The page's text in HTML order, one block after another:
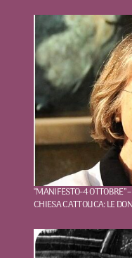
“MANIFESTO-4 OTTOBRE”
CHIESA CATTOLICA: LE